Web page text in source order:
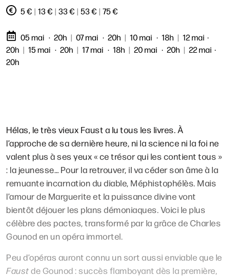
5 € | 13 € | 33 € | 53 € | 75 €
05 mai 20h | 07 mai 20h | 10 mai 18h | 12 mai
20h | 15 mai 20h | 17 mai 18h | 20 mai 20h | 22 mai
20h
Hélas, le très vieux Faust a lu tous les livres. À
l’approche de sa dernière heure, ni la science ni la foi ne
valent plus à ses yeux « ce trésor qui les contient tous »
: la jeunesse… Pour la retrouver, il va céder son âme à la
remuante incarnation du diable, Méphistophélès. Mais
l’amour de Marguerite et la puissance divine vont
bientôt déjouer les plans démoniaques. Voici le plus
célèbre des pactes, transformé par la grâce de Charles
Gounod en un opéra immortel.
Peu d’opéras auront connu un sort aussi enviable que le
Faustde Gounod : succès flamboyant dès la première,